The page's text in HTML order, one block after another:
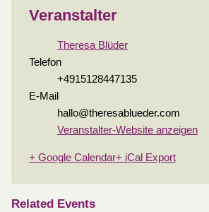
Veranstalter
Theresa Blüder
Telefon
+4915128447135
E-Mail
hallo@theresablueder.com
Veranstalter-Website anzeigen
+ Google Calendar+ iCal Export
Related Events